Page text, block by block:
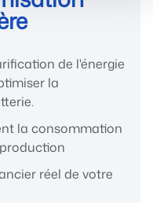
de l'énergie
la
la consommation
réel de votre